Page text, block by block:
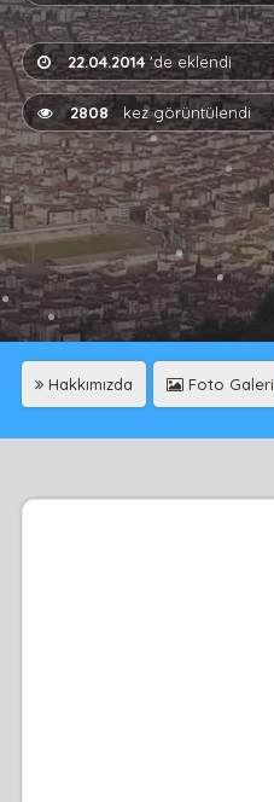
22.04.2014'de eklendi
2808kez görüntülendi
Hakkımızda Foto Galeri